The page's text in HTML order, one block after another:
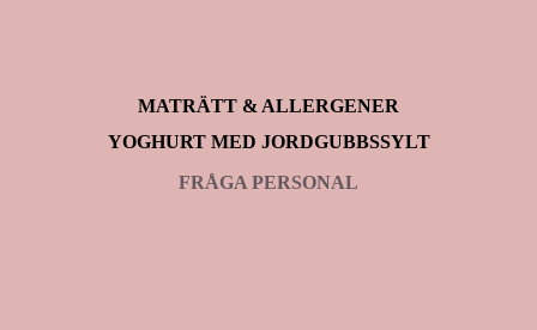
MATRÄTT & ALLERGENER
YOGHURT MED JORDGUBBSSYLT
FRÅGA PERSONAL